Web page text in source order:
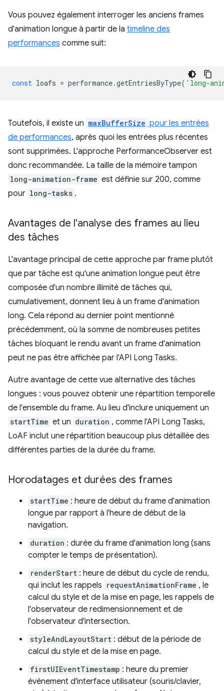
Vous pouvez également interroger les anciens frames
d'animation longue à partir de la timeline des
performances comme suit:
const loafs = performance.getEntriesByType( 'long-
Toutefois, il existe un maxBufferSize pour les entrées
de performances, après quoi les entrées plus récentes
sont supprimées. L'approche PerformanceObserver est
donc recommandée. La taille de la mémoire tampon
long-animation-frame est définie sur 200, comme
pour long-tasks .
Avantages de l'analyse des frames au lieu
des tâches
L'avantage principal de cette approche par frame plutôt
que par tâche est qu'une animation longue peut être
composée d'un nombre illimité de tâches qui,
cumulativement, donnent lieu à un frame d'animation
long. Cela répond au dernier point mentionné
précédemment, où la somme de nombreuses petites
tâches bloquant le rendu avant un frame d'animation
peut ne pas être affichée par l'API Long Tasks.
Autre avantage de cette vue alternative des tâches
longues : vous pouvez obtenir une répartition temporelle
de l'ensemble du frame. Au lieu d'inclure uniquement un
startTime et un duration , comme l'API Long Tasks,
LoAF inclut une répartition beaucoup plus détaillée des
différentes parties de la durée du frame.
Horodatages et durées des frames
startTime : heure de début du frame d'animation
longue par rapport à l'heure de début de la
navigation.
duration : durée du frame d'animation long (sans
compter le temps de présentation).
renderStart : heure de début du cycle de rendu,
qui inclut les rappels requestAnimationFrame , le
calcul du style et de la mise en page, les rappels de
l'observateur de redimensionnement et de
l'observateur d'intersection.
styleAndLayoutStart : début de la période de
calcul du style et de la mise en page.
firstUIEventTimestamp : heure du premier
événement d'interface utilisateur (souris/clavier,